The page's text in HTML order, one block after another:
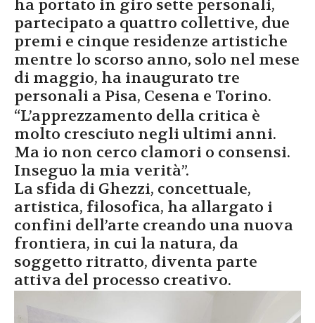
ha portato in giro sette personali,
partecipato a quattro collettive, due
premi e cinque residenze artistiche
mentre lo scorso anno, solo nel mese
di maggio, ha inaugurato tre
personali a Pisa, Cesena e Torino.
“L’apprezzamento della critica è
molto cresciuto negli ultimi anni.
Ma io non cerco clamori o consensi.
Inseguo la mia verità”.
La sfida di Ghezzi, concettuale,
artistica, filosofica, ha allargato i
confini dell’arte creando una nuova
frontiera, in cui la natura, da
soggetto ritratto, diventa parte
attiva del processo creativo.